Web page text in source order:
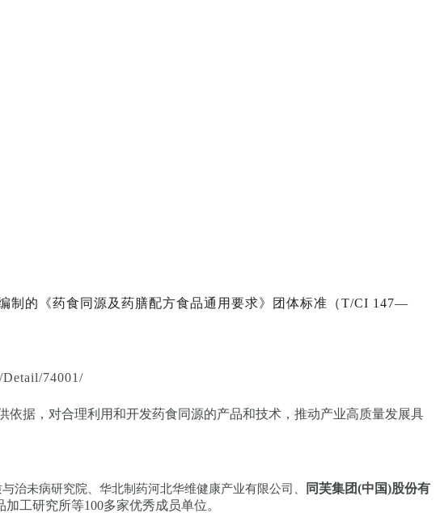
制的《药食同源及药膳配方食品通用要求》团体标准（T/CI 147—
Detail/74001/
依据，对合理利用和开发药食同源的产品和技术，推动产业高质量发展具
治未病研究院、华北制药河北华维健康产业有限公司、
同芙集团(中国)股份有
工研究所等100多家优秀成员单位。